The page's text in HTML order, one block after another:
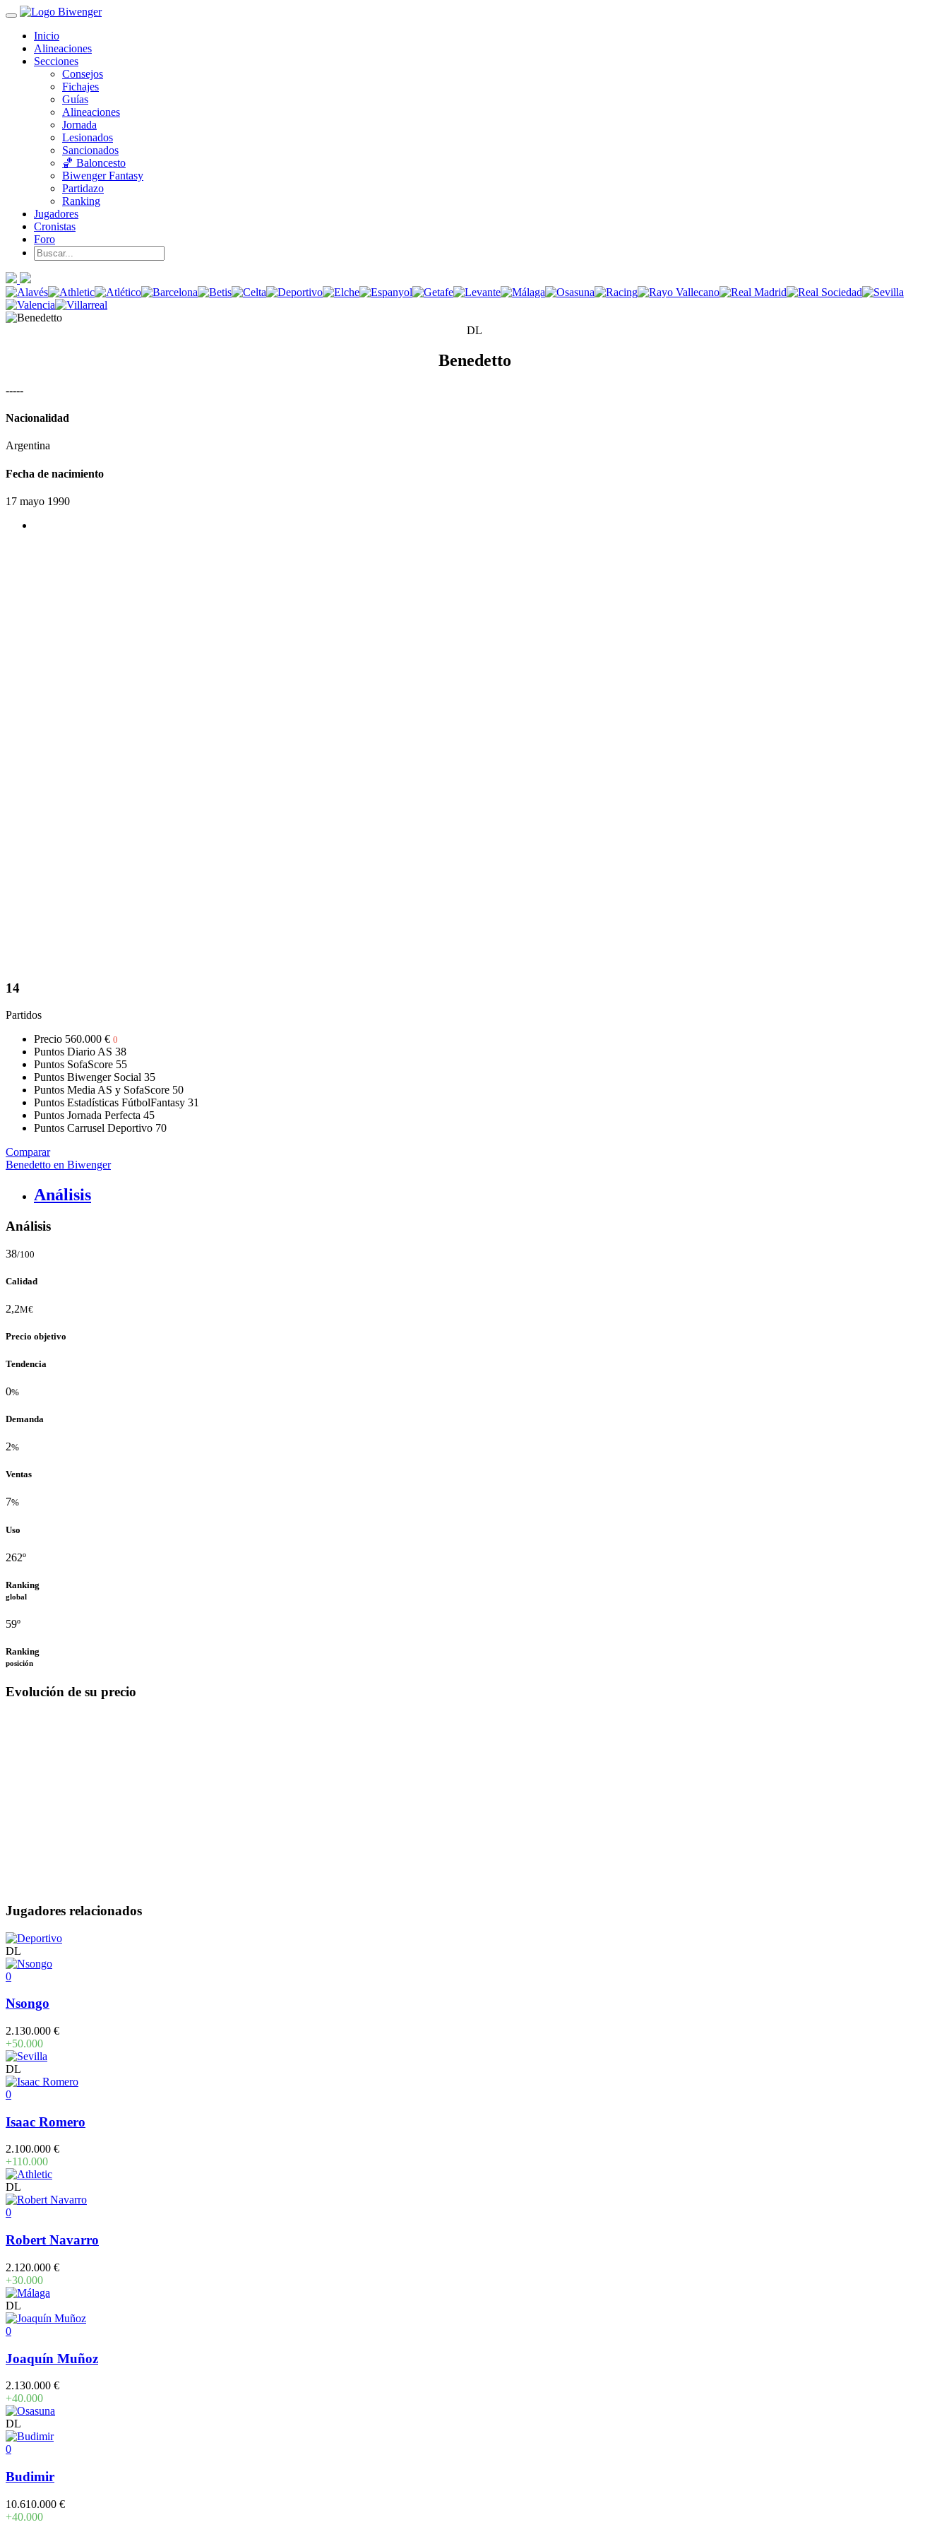
Inicio
Alineaciones
Secciones
Consejos
Fichajes
Guías
Alineaciones
Jornada
Lesionados
Sancionados
🏀 Baloncesto
Biwenger Fantasy
Partidazo
Ranking
Jugadores
Cronistas
Foro
DL
Benedetto
-----
Nacionalidad
Argentina
Fecha de nacimiento
17 mayo 1990
14
Partidos
Precio 560.000 € 0
Puntos Diario AS 38
Puntos SofaScore 55
Puntos Biwenger Social 35
Puntos Media AS y SofaScore 50
Puntos Estadísticas FútbolFantasy 31
Puntos Jornada Perfecta 45
Puntos Carrusel Deportivo 70
Comparar
Benedetto en Biwenger
Análisis
Análisis
38/100
Calidad
2,2M€
Precio objetivo
Tendencia
0%
Demanda
2%
Ventas
7%
Uso
262º
Ranking
global
59º
Ranking
posición
Evolución de su precio
Jugadores relacionados
DL
0
Nsongo
2.130.000 €
+50.000
DL
0
Isaac Romero
2.100.000 €
+110.000
DL
0
Robert Navarro
2.120.000 €
+30.000
DL
0
Joaquín Muñoz
2.130.000 €
+40.000
DL
0
Budimir
10.610.000 €
+40.000